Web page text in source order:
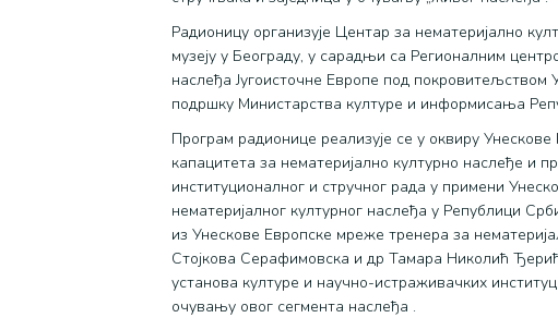
Радионицу организује Центар за нематеријално
музеју у Београду, у сарадњи са Регионалним
наслеђа Југоисточне Европе под покровитељством
подршку Министарства културе и информисања
Програм радионице реализује се у оквиру Унескове
капацитета за нематеријално културно наслеђе и
институционалног и стручног рада у примени
нематеријалног културног наслеђа у Републици
из Унескове Европске мреже тренера за
Стојкова Серафимовска и др Тамара Николић
установа културе и научно-истраживачких
очувању овог сегмента наслеђа .